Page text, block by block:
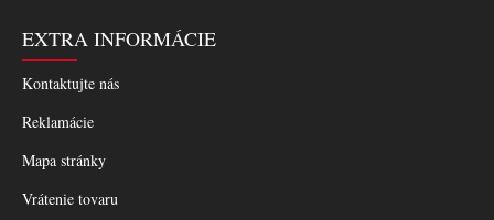
EXTRA INFORMÁCIE
Kontaktujte nás
Reklamácie
Mapa stránky
Vrátenie tovaru